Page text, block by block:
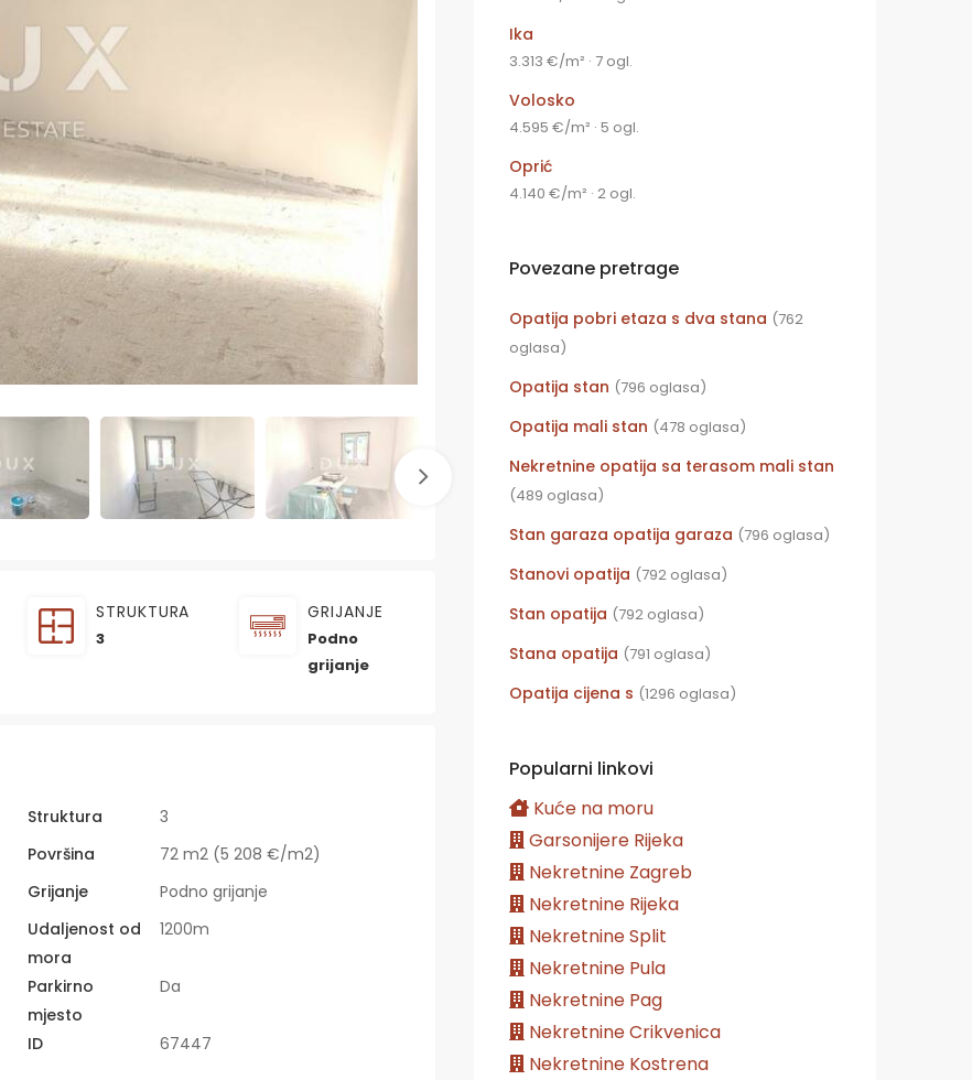
STRUKTURA
3
GRIJANJE
Podno
grijanje
Struktura
3
Površina
72 m2 (5 208 €/m2)
Grijanje
Podno grijanje
Udaljenost od
mora
1200m
Parkirno
mjesto
Da
ID 67447
Ika
3.313 €/m² · 7 ogl.
Volosko
4.595 €/m² · 5 ogl.
Oprić
4.140 €/m² · 2 ogl.
Povezane pretrage
Opatija pobri etaza s dva stana (762
oglasa)
Opatija stan (796 oglasa)
Opatija mali stan (478 oglasa)
Nekretnine opatija sa terasom mali stan
(489 oglasa)
Stan garaza opatija garaza (796 oglasa)
Stanovi opatija (792 oglasa)
Stan opatija (792 oglasa)
Stana opatija (791 oglasa)
Opatija cijena s (1296 oglasa)
Popularni linkovi
Kuće na moru
Garsonijere Rijeka
Nekretnine Zagreb
Nekretnine Rijeka
Nekretnine Split
Nekretnine Pula
Nekretnine Pag
Nekretnine Crikvenica
Nekretnine Kostrena